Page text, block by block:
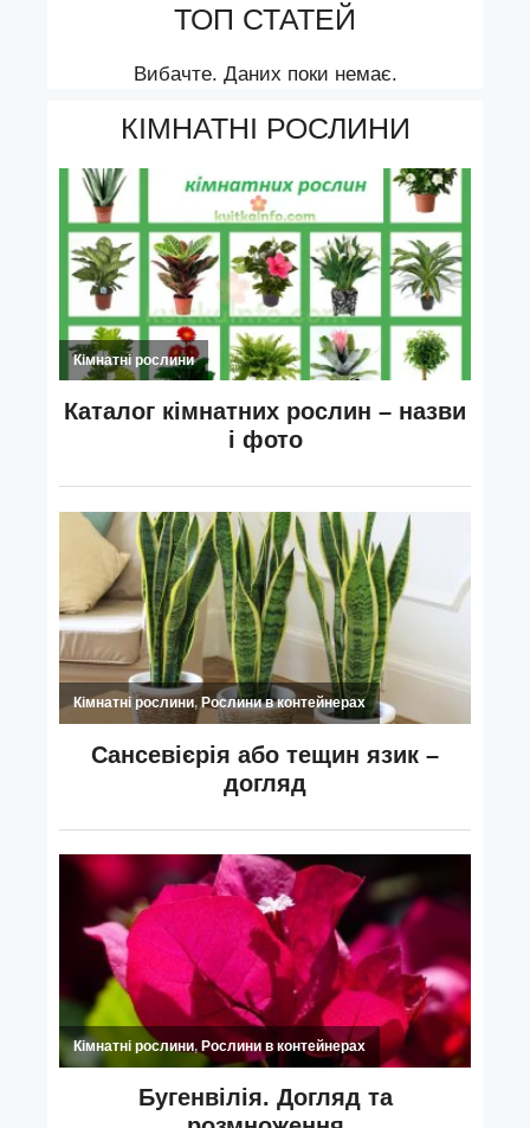
ТОП СТАТЕЙ
Вибачте. Даних поки немає.
КІМНАТНІ РОСЛИНИ